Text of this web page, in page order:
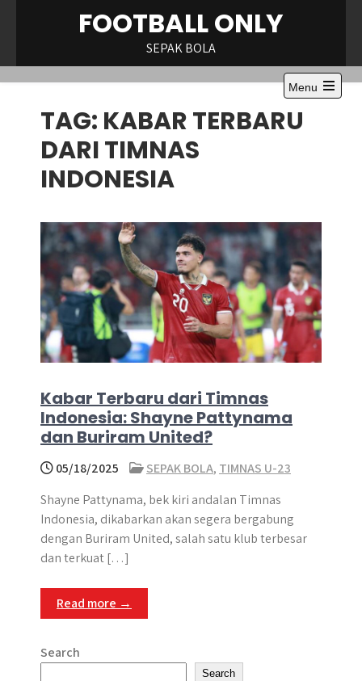
FOOTBALL ONLY
SEPAK BOLA
Menu
Open
TAG: KABAR TERBARU
DARI TIMNAS
INDONESIA
Kabar Terbaru dari Timnas
Indonesia: Shayne Pattynama
dan Buriram United?
05/18/2025 SEPAK BOLA, TIMNAS U-23
Shayne Pattynama, bek kiri andalan Timnas
Indonesia, dikabarkan akan segera bergabung
dengan Buriram United, salah satu klub terbesar
dan terkuat […]
Read more →
Search
Search